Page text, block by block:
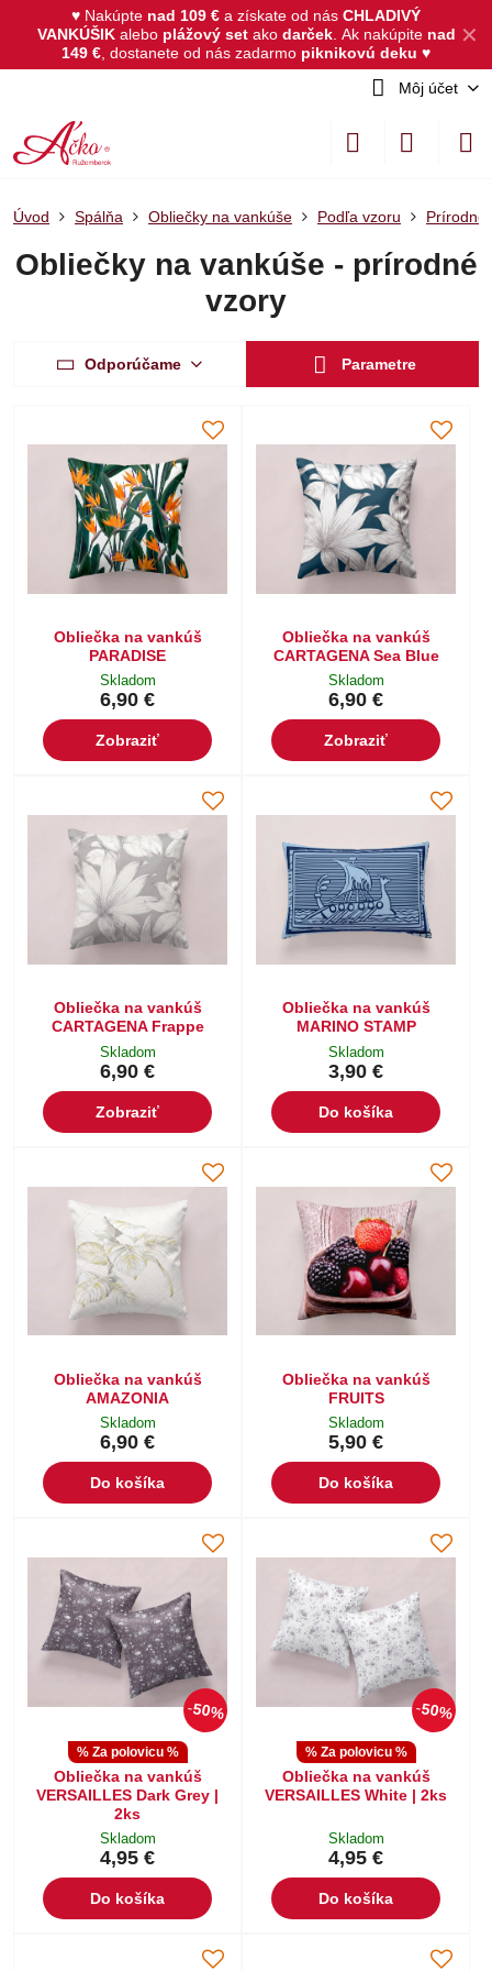
✕
♥ Nakúpte nad 109 € a získate od nás CHLADIVÝ
VANKÚŠIKalebo plážový set akodarček. Ak nakúpite nad
149 € , dostanete od nás zadarmo piknikovú deku ♥
Môj účet
Úvod Spálňa Obliečky na vankúše Podľa vzoru Prírodné
Obliečky na vankúše - prírodné
vzory
Odporúčame Parametre
Obliečka na vankúš
PARADISE
Skladom
6,90 €
Zobraziť
Obliečka na vankúš
CARTAGENA Sea Blue
Skladom
6,90 €
Zobraziť
Obliečka na vankúš
CARTAGENA Frappe
Skladom
6,90 €
Zobraziť
Obliečka na vankúš
MARINO STAMP
Skladom
3,90 €
Do košíka
Obliečka na vankúš
AMAZONIA
Skladom
6,90 €
Do košíka
Obliečka na vankúš
FRUITS
Skladom
5,90 €
Do košíka
50%
% Za polovicu %
Obliečka na vankúš
VERSAILLES Dark Grey |
2ks
Skladom
4,95 €
Do košíka
50%
% Za polovicu %
Obliečka na vankúš
VERSAILLES White | 2ks
Skladom
4,95 €
Do košíka